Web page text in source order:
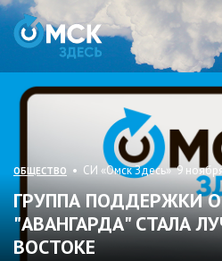
ОБЩЕСТВО • СИ «Омск Здесь» 9
ГРУППА ПОДДЕРЖКИ
"АВАНГАРДА" СТАЛА
ВОСТОКЕ